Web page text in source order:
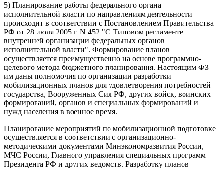
5) Планирование работы федерального органа
исполнительной власти по направлениям деятельности
происходит в соответствии с Постановлением Правительства
РФ от 28 июля 2005 г. N 452 "О Типовом регламенте
внутренней организации федеральных органов
исполнительной власти". Формирование планов
осуществляется преимущественно на основе программно-
целевого метода бюджетного планирования. Настоящим ФЗ
им даны полномочия по организации разработки
мобилизационных планов для удовлетворения потребностей
государства, Вооруженных Сил РФ, других войск, воинских
формирований, органов и специальных формирований и
нужд населения в военное время.
Планирование мероприятий по мобилизационной подготовке
осуществляется в соответствии с организационно-
методическими документами Минэкономразвития России,
МЧС России, Главного управления специальных программ
Президента РФ и других ведомств. Разработку планов